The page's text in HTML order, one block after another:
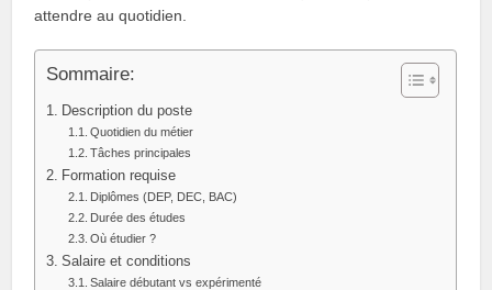
attendre au quotidien.
Sommaire:
Description du poste
Quotidien du métier
Tâches principales
Formation requise
Diplômes (DEP, DEC, BAC)
Durée des études
Où étudier ?
Salaire et conditions
Salaire débutant vs expérimenté